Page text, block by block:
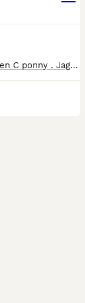
Hej, jag heter Inez och är ett sto som är en C ponny . Jag är en räddningshäst ifrån Portugal så vi är lite osäkra på min ålder och min ras. I passet så står det att jag är född 2013, men när jag kom